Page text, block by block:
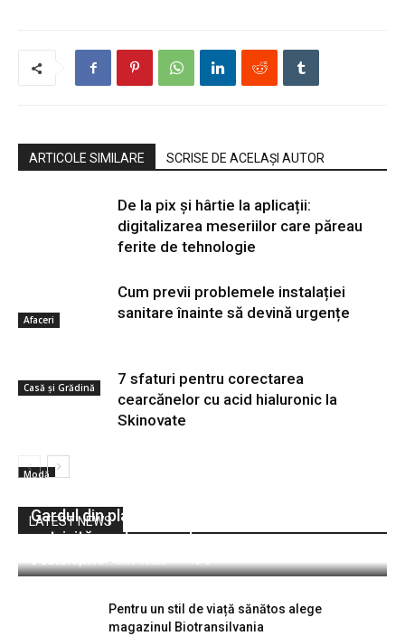
ARTICOLE SIMILARE SCRISE DE ACELAȘI AUTOR
Afaceri
De la pix şi hârtie la aplicații:
digitalizarea meseriilor care păreau
ferite de tehnologie
Casă și Grădină
Cum previi problemele instalației
sanitare înainte să devină urgențe
Modă
7 sfaturi pentru corectarea
cearcănelor cu acid hialuronic la
Skinovate
LATEST NEWS
Gardul din plasă împletită ARMURA, alegerea
potrivită pentru casa ta
e-București.ro - 09/01/2020 0
Pentru un stil de viață sănătos alege
magazinul Biotransilvania